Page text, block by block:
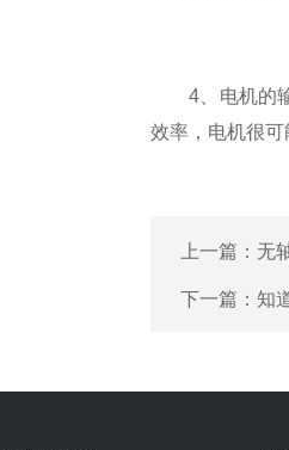
4、电机的输
效率，电机很
上一篇： 无
下一篇： 知